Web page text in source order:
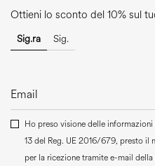
Ottieni lo sconto del 10% sul
Sig.ra Sig.
Ho preso visione delle
13 del Reg. UE 2016/679, presto il
per la ricezione tramite e-mail